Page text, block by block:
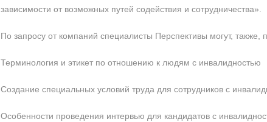
зависимости от возможных путей содействия и сотрудничества».
По запросу от компаний специалисты Перспективы могут,
Терминология и этикет по отношению к людям с инвалидностью
Создание специальных условий труда для сотрудников с
Особенности проведения интервью для кандидатов с